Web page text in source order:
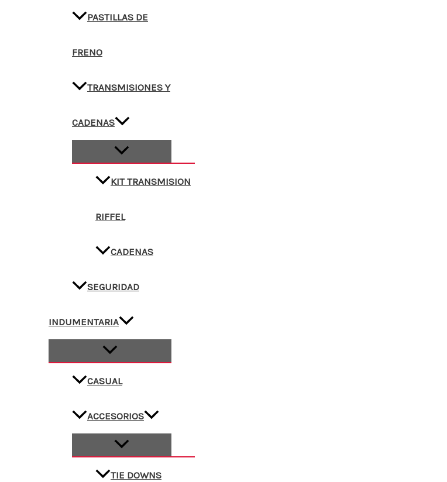
PASTILLAS DE
FRENO
TRANSMISIONES Y
CADENAS
KIT TRANSMISION
RIFFEL
CADENAS
SEGURIDAD
INDUMENTARIA
CASUAL
ACCESORIOS
TIE DOWNS